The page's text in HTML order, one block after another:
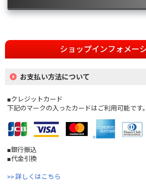
ショップインフォメー
お支払い方法について
■クレジットカード
下記のマークの入ったカードはご利用可能です。
■銀行振込
■代金引換
>> 詳しくはこちら